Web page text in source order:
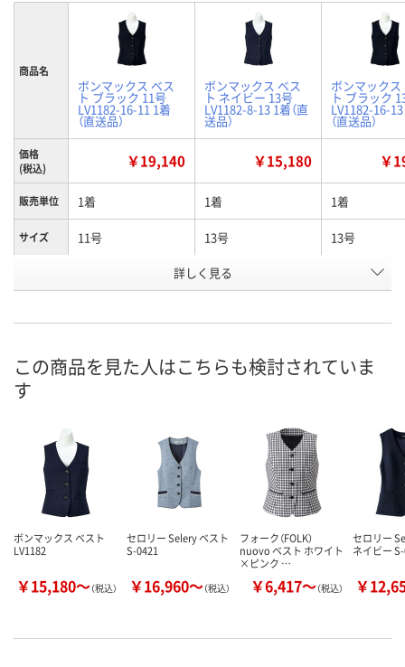
商品名
ボンマックス ベス
ト ブラック 11号
LV1182-16-11 1着
（直送品）
ボンマックス ベス
ト ネイビー 13号
LV1182-8-13 1着（直
送品）
ボンマックス
ト ブラック
LV1182-16-
（直送品）
価格
(税込)
￥19,140 ￥15,180 ￥
販売単位 1着 1着 1着
サイズ 11号 13号 13号
ネイビー ブラック
号
お届け日
カゴへ カゴへ カ
詳しく見る
この商品を見た人はこちらも検討されていま
す
ボンマックス ベスト
LV1182
￥15,180～（税込）
セロリー Selery ベスト
S-0421
￥16,960～（税込）
フォーク（FOLK）
nuovo ベスト ホワイト
×ピンク …
￥6,417～（税込）
セロリー
ネイビー
￥